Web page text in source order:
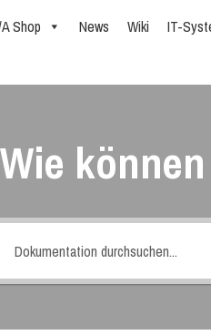
Shop News Wiki IT-
Wie